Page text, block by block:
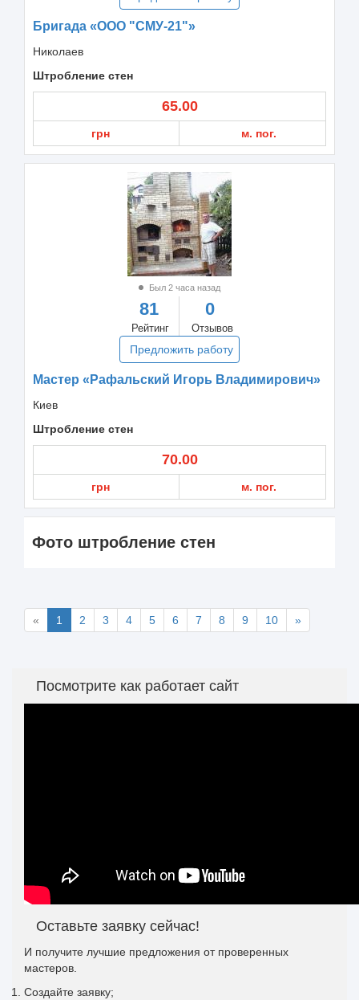
Бригада «ООО "СМУ-21"»
Николаев
Штробление стен
65.00
грн м. пог.
Был 2 часа назад
81
Рейтинг
0
Отзывов
Предложить работу
Мастер «Рафальский Игорь Владимирович»
Киев
Штробление стен
70.00
грн м. пог.
Фото штробление стен
« 1 2 3 4 5 6 7 8 9 10 »
Посмотрите как работает сайт
Оставьте заявку сейчас!
И получите лучшие предложения от проверенных
мастеров.
Создайте заявку;